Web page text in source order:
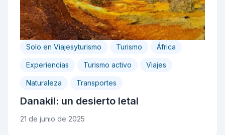
Solo en Viajesyturismo Turismo África
Experiencias Turismo activo Viajes
Naturaleza Transportes
Danakil: un desierto letal
21 de junio de 2025